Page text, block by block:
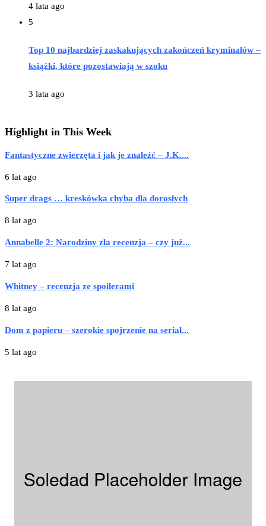
4 lata ago
5
Top 10 najbardziej zaskakujących zakończeń kryminałów –
książki, które pozostawiają w szoku
3 lata ago
Highlight in This Week
Fantastyczne zwierzęta i jak je znaleźć – J.K....
6 lat ago
Super drags … kreskówka chyba dla dorosłych
8 lat ago
Annabelle 2: Narodziny zła recenzja – czy już...
7 lat ago
Whitney – recenzja ze spoilerami
8 lat ago
Dom z papieru – szerokie spojrzenie na serial...
5 lat ago